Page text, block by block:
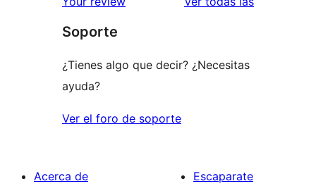
Soporte
¿Tienes algo que decir? ¿Necesitas
ayuda?
Ver el foro de soporte
Acerca de
Escaparate